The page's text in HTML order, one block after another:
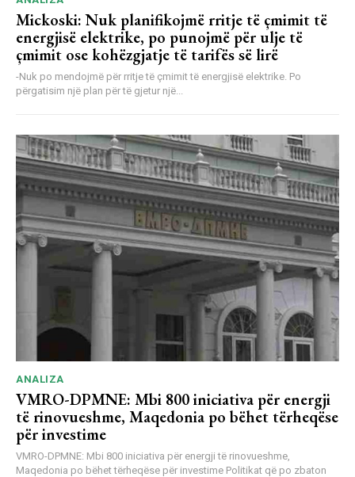
Mickoski: Nuk planifikojmë rritje të çmimit të
energjisë elektrike, po punojmë për ulje të
çmimit ose kohëzgjatje të tarifës së lirë
-Nuk po mendojmë për rritje të çmimit të energjisë elektrike. Po
përgatisim një plan për të gjetur një...
ANALIZA
VMRO-DPMNE: Mbi 800 iniciativa për energji
të rinovueshme, Maqedonia po bëhet tërheqëse
për investime
VMRO-DPMNE: Mbi 800 iniciativa për energji të rinovueshme,
Maqedonia po bëhet tërheqëse për investime Politikat që po zbaton